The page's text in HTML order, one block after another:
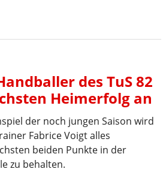
des TuS 82
Heimerfolg an
der noch jungen Saison wird
Fabrice Voigt alles
beiden Punkte in der
zu behalten.